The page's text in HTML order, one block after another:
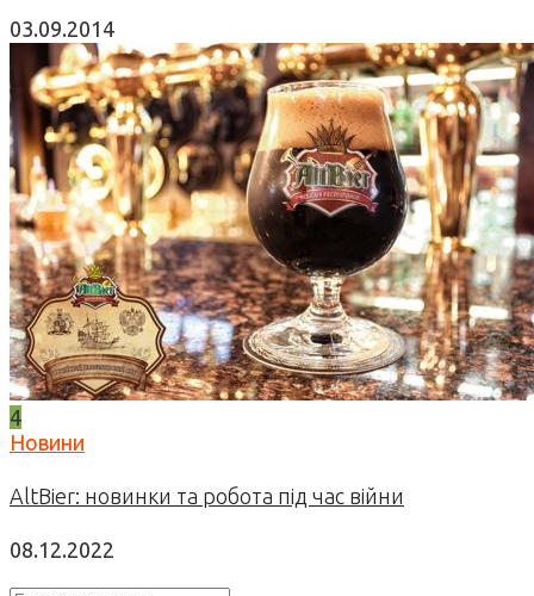
03.09.2014
4
Новини
AltBier: новинки та робота під час війни
08.12.2022